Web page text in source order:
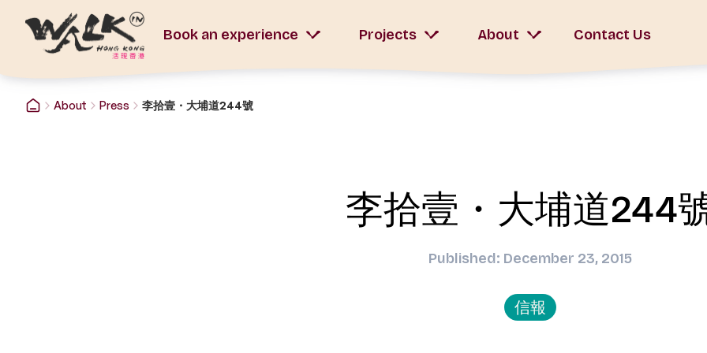
Book an experience Projects About Contact Us
About Press 李拾壹・大埔道244號
李拾壹・大埔道244
Published: December 23, 2015
信報